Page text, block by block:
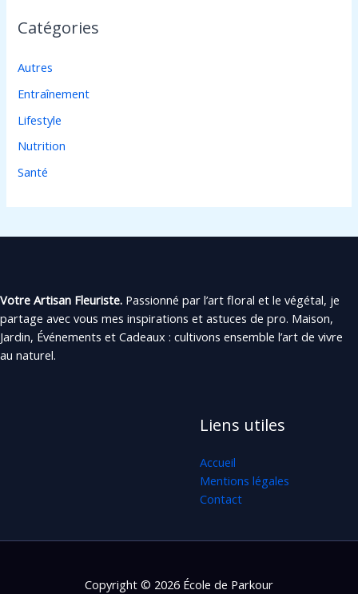
Catégories
Autres
Entraînement
Lifestyle
Nutrition
Santé
Votre Artisan Fleuriste. Passionné par l’art floral et le végétal, je
partage avec vous mes inspirations et astuces de pro. Maison,
Jardin, Événements et Cadeaux : cultivons ensemble l’art de vivre
au naturel.
Liens utiles
Accueil
Mentions légales
Contact
Copyright © 2026 École de Parkour